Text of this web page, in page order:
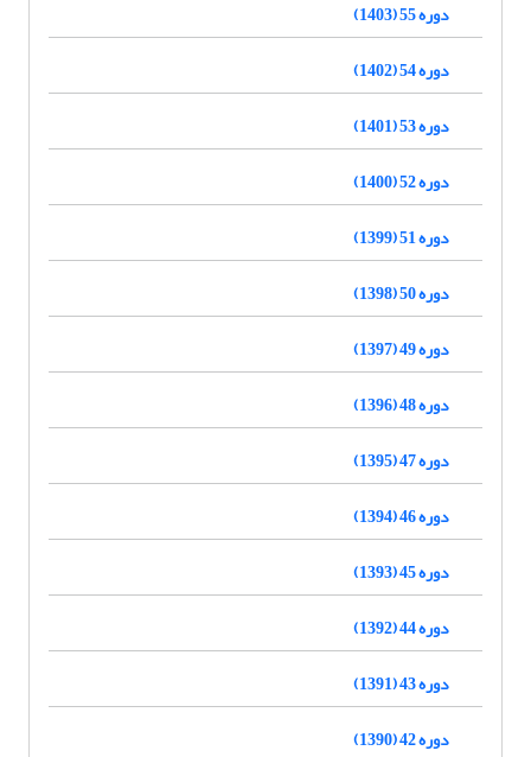
دوره 55 (1403)
دوره 54 (1402)
دوره 53 (1401)
دوره 52 (1400)
دوره 51 (1399)
دوره 50 (1398)
دوره 49 (1397)
دوره 48 (1396)
دوره 47 (1395)
دوره 46 (1394)
دوره 45 (1393)
دوره 44 (1392)
دوره 43 (1391)
دوره 42 (1390)